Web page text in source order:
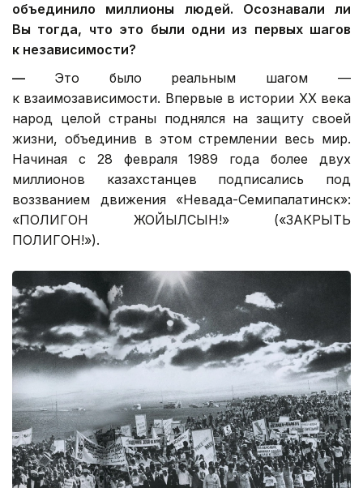
объединило миллионы людей. Осознавали ли
Вы тогда, что это были одни из первых шагов
к независимости?
— Это было реальным шагом —
к взаимозависимости. Впервые в истории ХХ века
народ целой страны поднялся на защиту своей
жизни, объединив в этом стремлении весь мир.
Начиная с 28 февраля 1989 года более двух
миллионов казахстанцев подписались под
воззванием движения «Невада-Семипалатинск»:
«ПОЛИГОН ЖОЙЫЛСЫН!» («ЗАКРЫТЬ
ПОЛИГОН!»).